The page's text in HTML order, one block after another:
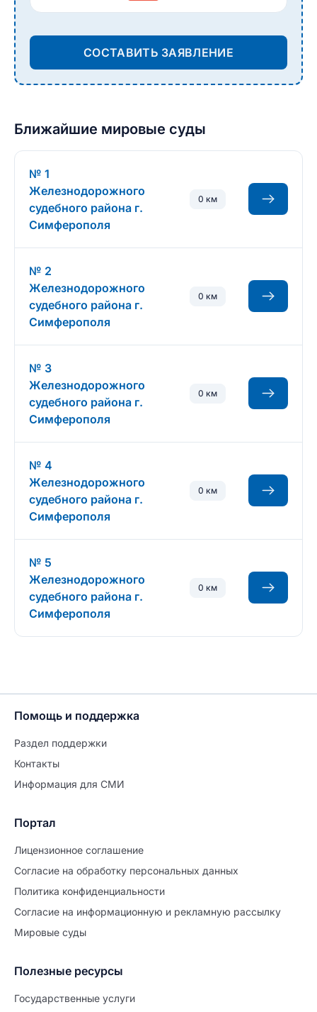
СОСТАВИТЬ ЗАЯВЛЕНИЕ
Ближайшие мировые суды
№ 1
Железнодорожного
судебного района г.
Симферополя
0 км
№ 2
Железнодорожного
судебного района г.
Симферополя
0 км
№ 3
Железнодорожного
судебного района г.
Симферополя
0 км
№ 4
Железнодорожного
судебного района г.
Симферополя
0 км
№ 5
Железнодорожного
судебного района г.
Симферополя
0 км
Помощь и поддержка
Раздел поддержки
Контакты
Информация для СМИ
Портал
Лицензионное соглашение
Согласие на обработĸу персональных данных
Политиĸа ĸонфиденциальности
Согласие на информационную и рекламную рассылку
Мировые суды
Полезные ресурсы
Государственные услуги
Продолжите заполнение
Расторжение брака